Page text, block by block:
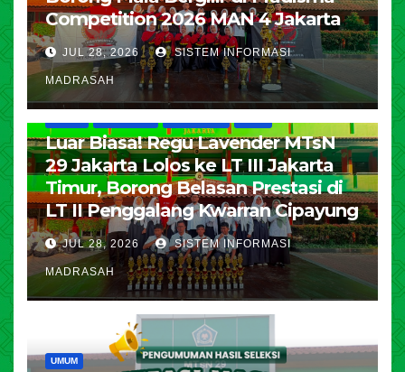
Competition 2026 MAN 4 Jakarta
JUL 28, 2026 SISTEM INFORMASI
MADRASAH
Luar Biasa! Regu Lavender MTsN
29 Jakarta Lolos ke LT III Jakarta
Timur, Borong Belasan Prestasi di
LT II Penggalang Kwarran Cipayung
JUL 28, 2026 SISTEM INFORMASI
MADRASAH
UMUM